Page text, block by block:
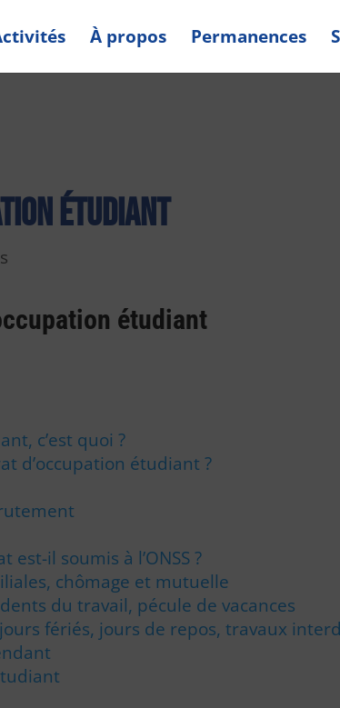
À propos Permanences
étudiant
étudiant
c’est quoi ?
d’occupation étudiant ?
il soumis à l’ONSS ?
chômage et mutuelle
du travail, pécule de vacances
fériés, jours de repos, travaux